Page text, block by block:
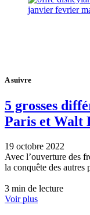
A suivre
5 grosses
Paris et Walt
19 octobre 2022
Avec l’ouverture des
la conquête des
3 min de lecture
Voir plus